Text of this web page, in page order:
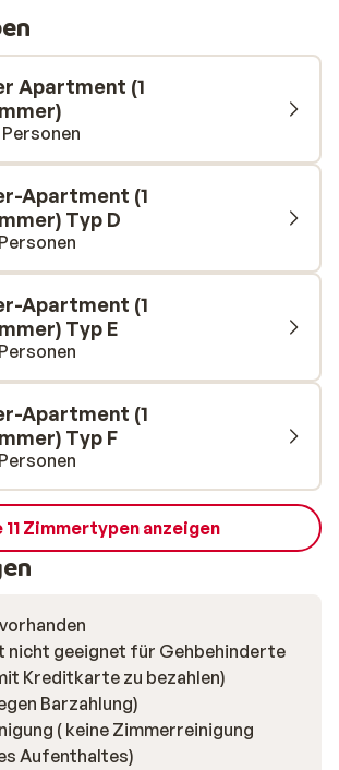
Piste können Sie dort herrlich in der
Wenn Sie am Abend lecker essen
Sie sich ohne Bedenken einen
bestellen, denn durch die optimale
Handumdrehen wieder in Ihrem
dort glücklich und zufrieden in
Apartment (1
Apartment (1
Typ D
Apartment (1
Typ E
Apartment (1
Typ F
11 Zimmertypen anzeigen
nicht geeignet für Gehbehinderte
Kreditkarte zu bezahlen)
Barzahlung)
( keine Zimmerreinigung
Aufenthaltes)